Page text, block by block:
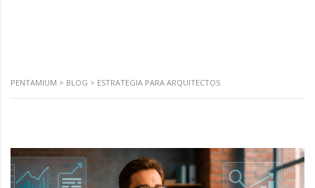
PENTAMIUM > BLOG > ESTRATEGIA PARA ARQUITECTOS